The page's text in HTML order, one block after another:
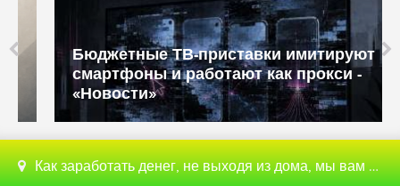
Бюджетные ТВ-приставки имитируют
смартфоны и работают как прокси -
«Новости»
Как заработать денег, не выходя из дома, мы вам поможем с этим разобраться